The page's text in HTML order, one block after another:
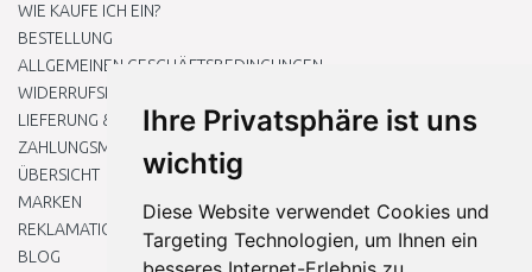
Ihre Privatsphäre ist uns
wichtig
Diese Website verwendet Cookies und
Targeting Technologien, um Ihnen ein
WIE KAUFE ICH EIN?
BESTELLUNG
ALLGEMEINEN GESCHÄFTSBEDINGUNGEN
WIDERRUFSRECHT
LIEFERUNG & ZAHLUNG
ZAHLUNGSMETHODEN
ÜBERSICHT
MARKEN
REKLAMATIONEN UND RETOUREN
BLOG